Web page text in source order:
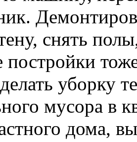
снять
уборку
мусора в
дома,